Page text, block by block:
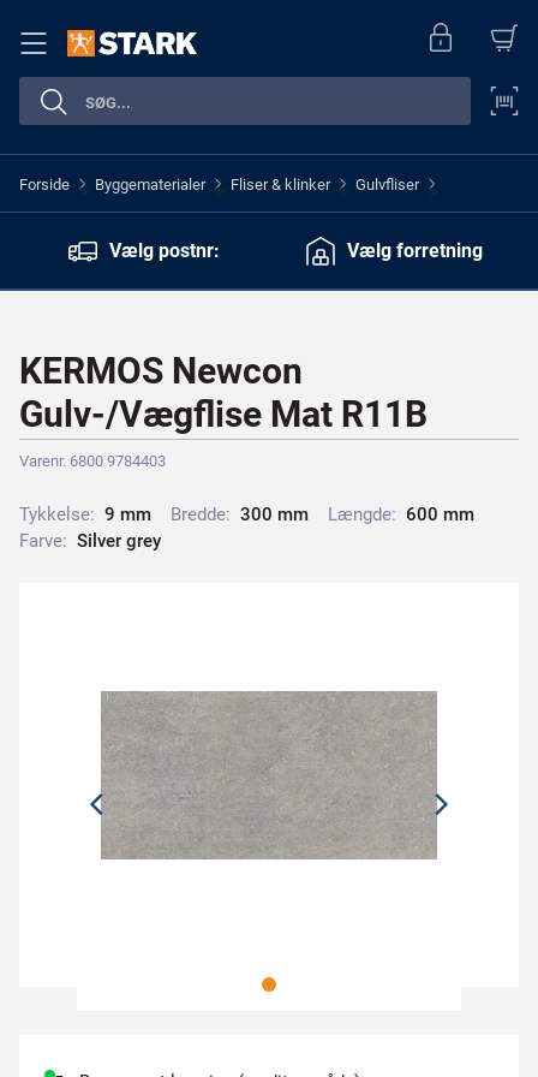
Forside > Byggematerialer > Fliser & klinker > Gulvfliser >
Vælg postnr: Vælg forretning
KERMOS Newcon
Gulv-/Vægflise Mat R11B
Varenr. 6800 9784403
Tykkelse: 9 mm Bredde: 300 mm Længde: 600 mm
Farve: Si ver grey